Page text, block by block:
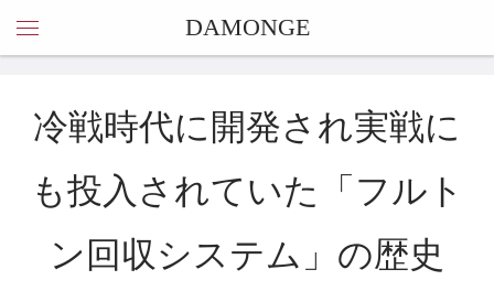
DAMONGE
冷戦時代に開発され実戦に
も投入されていた「フルト
ン回収システム」の歴史